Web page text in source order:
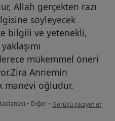
Allah gerçekten razı
söyleyecek
bilgili ve yetenekli,
mükemmel öneri
Annemin
manevi oğludur.
• Diğer • kullanıcının görüşüne
Görüşü şikayet et